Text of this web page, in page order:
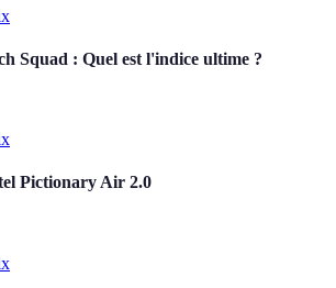
Squad : Quel est l'indice ultime ?
Pictionary Air 2.0